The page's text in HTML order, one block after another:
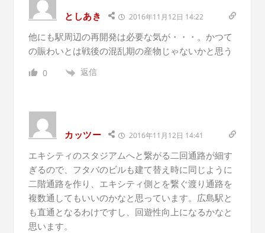
としあき 2016年11月12日 14:22
他にも駅周辺の再開発は必要な気が・・・。かつて
の賑わいとは戦後の混乱期の産物じゃないかと思う
0 返信
カッツー 2016年11月12日 14:41
エキシティのスタジアムへと繋がる二回通路が細す
ぎるので、フタバのビルも建て替え時に同じように
二階通路を作り、エキシティ側とを繋ぐ渡り通路を
複数通してもいいのかなと思っています。広島駅と
も直通となるわけですし、回遊性向上になるかなと
思います。